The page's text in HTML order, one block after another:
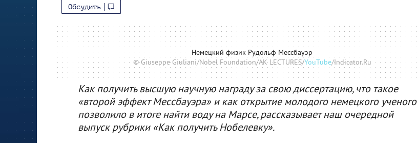
Обсудить
Немецкий физик Рудольф Мессбауэр
© Giuseppe Giuliani/Nobel Foundation/AK LECTURES/YouTube/Indicator.Ru
Как получить высшую научную награду за свою диссертацию, что такое
«второй эффект Мессбауэра» и как открытие молодого немецкого ученого
позволило в итоге найти воду на Марсе, рассказывает наш очередной
выпуск рубрики «Как получить Нобелевку».